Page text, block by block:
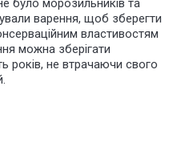
варення, щоб зберегти
властивостям
можна зберігати
років, не втрачаючи свого